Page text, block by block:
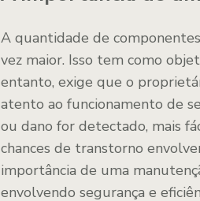
A quantidade de
vez maior. Isso tem como
entanto, exige que o
atento ao funcionamento de
ou dano for detectado, mais
chances de transtorno
importância de uma
envolvendo segurança e